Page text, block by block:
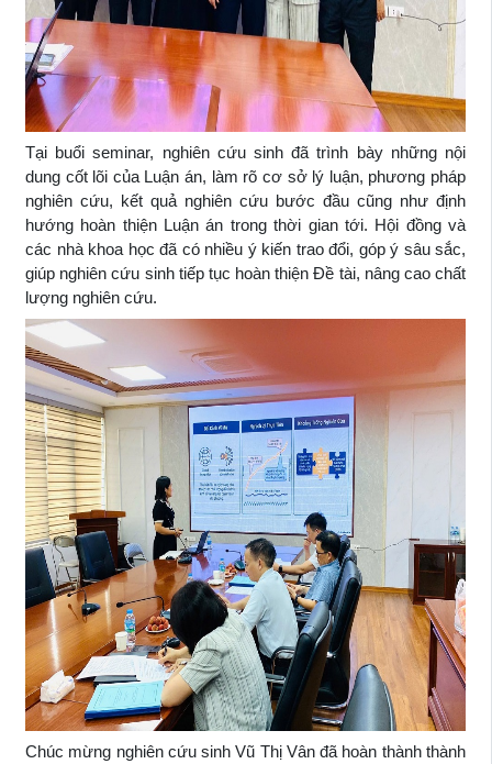
Tại buổi seminar, nghiên cứu sinh đã trình bày những nội
dung cốt lõi của Luận án, làm rõ cơ sở lý luận, phương pháp
nghiên cứu, kết quả nghiên cứu bước đầu cũng như định
hướng hoàn thiện Luận án trong thời gian tới. Hội đồng và
các nhà khoa học đã có nhiều ý kiến trao đổi, góp ý sâu sắc,
giúp nghiên cứu sinh tiếp tục hoàn thiện Đề tài, nâng cao chất
lượng nghiên cứu.
Chúc mừng nghiên cứu sinh Vũ Thị Vân đã hoàn thành thành